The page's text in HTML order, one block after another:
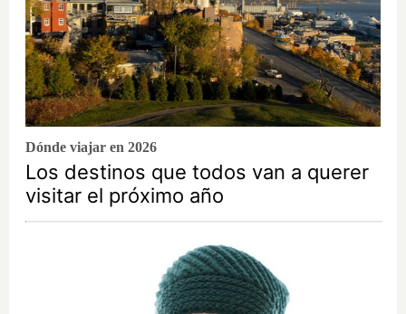
Dónde viajar en 2026
Los destinos que todos van a querer
visitar el próximo año